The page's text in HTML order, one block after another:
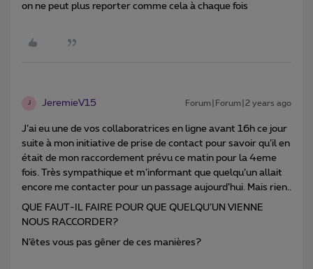
on ne peut plus reporter comme cela à chaque fois
J JeremieV15 Forum|Forum|2 years ago
J’ai eu une de vos collaboratrices en ligne avant 16h ce jour
suite à mon initiative de prise de contact pour savoir qu’il en
était de mon raccordement prévu ce matin pour la 4eme
fois. Très sympathique et m’informant que quelqu’un allait
encore me contacter pour un passage aujourd’hui. Mais rien..
QUE FAUT-IL FAIRE POUR QUE QUELQU’UN VIENNE
NOUS RACCORDER?
N’êtes vous pas gêner de ces manières?